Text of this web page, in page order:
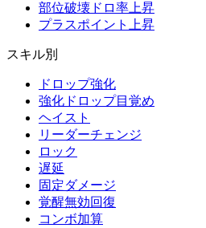
部位破壊ドロ率上昇
プラスポイント上昇
スキル別
ドロップ強化
強化ドロップ目覚め
ヘイスト
リーダーチェンジ
ロック
遅延
固定ダメージ
覚醒無効回復
コンボ加算